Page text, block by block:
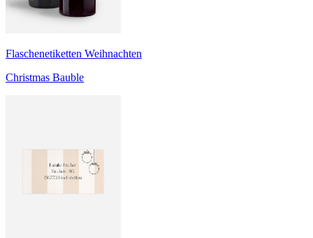
Flaschenetiketten Weihnachten
Christmas Bauble